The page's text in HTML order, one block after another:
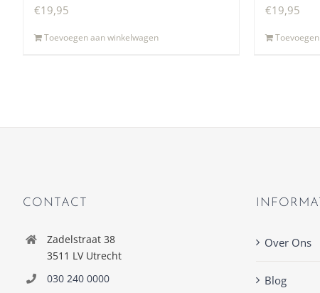
€19,95
Toevoegen aan winkelwagen
€19,95
CONTACT
Zadelstraat 38
3511 LV Utrecht
030 240 0000
Over Ons
Blog